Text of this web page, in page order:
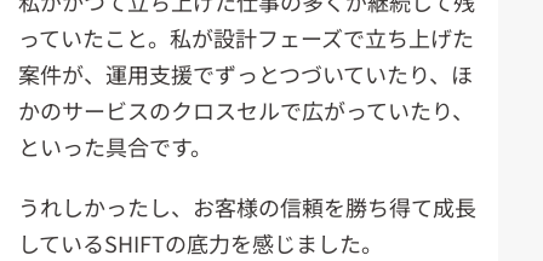
っていたこと。私が設計フェーズで立ち上げた
案件が、運用支援でずっとつづいていたり、ほ
かのサービスのクロスセルで広がっていたり、
といった具合です。
うれしかったし、お客様の信頼を勝ち得て成長
しているSHIFTの底力を感じました。